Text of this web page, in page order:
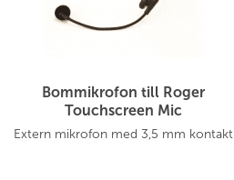
Bommikrofon till Roger
Touchscreen Mic
Extern mikrofon med 3,5 mm kontakt